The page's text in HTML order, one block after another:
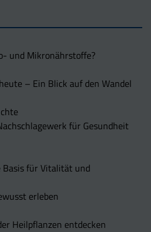
und Mikronährstoffe?
– Ein Blick auf den Wandel
für Gesundheit
Basis für Vitalität und
erleben
Heilpflanzen entdecken